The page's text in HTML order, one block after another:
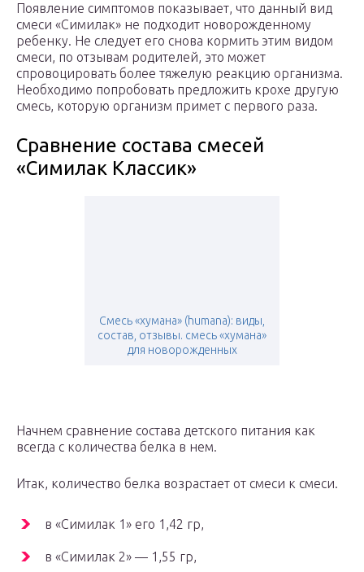
Появление симптомов показывает, что данный вид
смеси «Симилак» не подходит новорожденному
ребенку. Не следует его снова кормить этим видом
смеси, по отзывам родителей, это может
спровоцировать более тяжелую реакцию организма.
Необходимо попробовать предложить крохе другую
смесь, которую организм примет с первого раза.
Сравнение состава смесей
«Симилак Классик»
Смесь «хумана» (humana): виды,
состав, отзывы. смесь «хумана»
для новорожденных
Начнем сравнение состава детского питания как
всегда с количества белка в нем.
Итак, количество белка возрастает от смеси к смеси.
в «Симилак 1» его 1,42 гр,
в «Симилак 2» — 1,55 гр,